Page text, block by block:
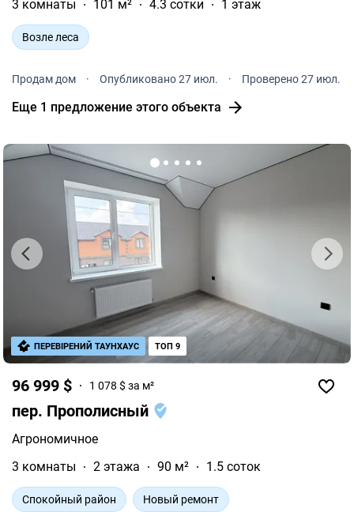
3 комнаты
101 м² 4.3 сотки 1 этаж
Возле леса
Продам дом · Опубликовано 27 июл. · Проверено 27 июл.
Еще 1 предложение этого объекта
96 999 $ 1 078 $ за м²
пер. Прополисный
Агрономичное
3 комнаты
2 этажа 90 м² 1.5 соток
Спокойный район Новый ремонт
ПЕРЕВІРЕНИЙ ТАУНХАУС ТОП 9